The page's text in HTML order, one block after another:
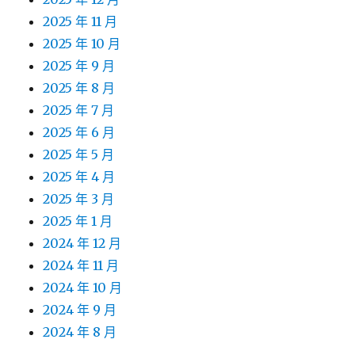
2025 年 11 月
2025 年 10 月
2025 年 9 月
2025 年 8 月
2025 年 7 月
2025 年 6 月
2025 年 5 月
2025 年 4 月
2025 年 3 月
2025 年 1 月
2024 年 12 月
2024 年 11 月
2024 年 10 月
2024 年 9 月
2024 年 8 月